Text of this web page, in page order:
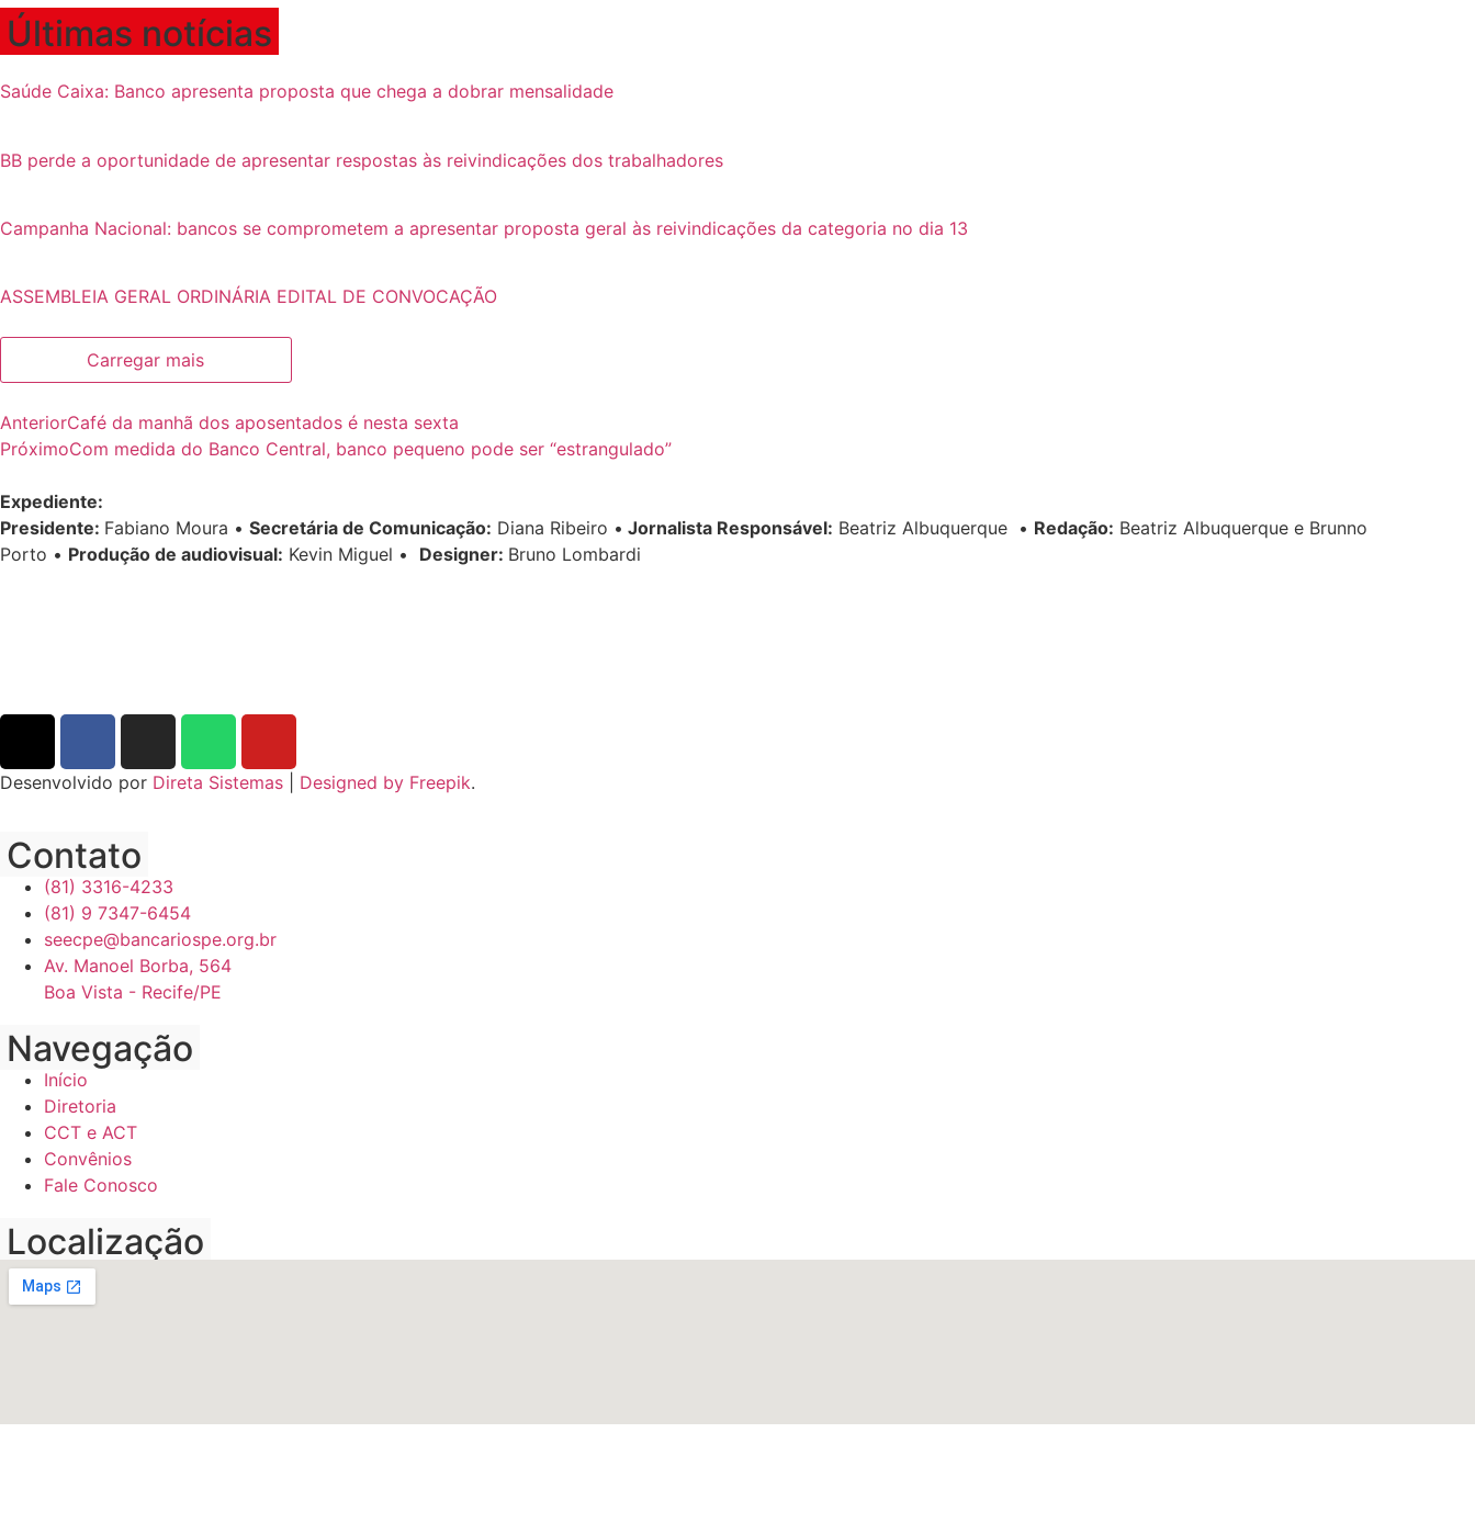
Últimas notícias
Saúde Caixa: Banco apresenta proposta que chega a dobrar mensalidade
BB perde a oportunidade de apresentar respostas às reivindicações dos trabalhadores
Campanha Nacional: bancos se comprometem a apresentar proposta geral às reivindicações da categoria no dia 13
ASSEMBLEIA GERAL ORDINÁRIA EDITAL DE CONVOCAÇÃO
Carregar mais
AnteriorCafé da manhã dos aposentados é nesta sexta
PróximoCom medida do Banco Central, banco pequeno pode ser “estrangulado”
Expediente:
Presidente: Fabiano Moura • Secretária de Comunicação: Diana Ribeiro • Jornalista Responsável: Beatriz Albuquerque • Redação: Beatriz Albuquerque e Brunno
Porto • Produção de audiovisual: Kevin Miguel • Designer: Bruno Lombardi
Desenvolvido por Direta Sistemas Designed by Freepik.
Contato
(81) 3316-4233
(81) 9 7347-6454
seecpe@bancariospe.org.br
Av. Manoel Borba, 564
Boa Vista - Recife/PE
Navegação
Início
Diretoria
CCT e ACT
Convênios
Fale Conosco
Localização